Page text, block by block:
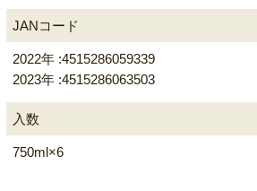
JANコード
2022年 :4515286059339
2023年 :4515286063503
入数
750ml×6